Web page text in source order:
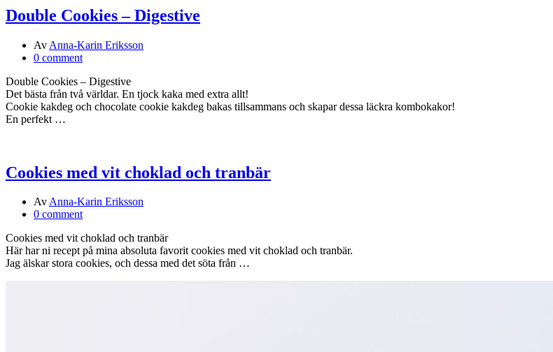
Double Cookies – Digestive
Av Anna-Karin Eriksson
0 comment
Double Cookies – Digestive
Det bästa från två världar. En tjock kaka med extra allt!
Cookie kakdeg och chocolate cookie kakdeg bakas tillsammans och skapar dessa läckra kombokakor!
En perfekt …
Cookies med vit choklad och tranbär
AvAnna-Karin Eriksson
0 comment
Cookies med vit choklad och tranbär
Här har ni recept på mina absoluta favorit cookies med vit choklad och tranbär.
Jag älskar stora cookies, och dessa med det söta från …